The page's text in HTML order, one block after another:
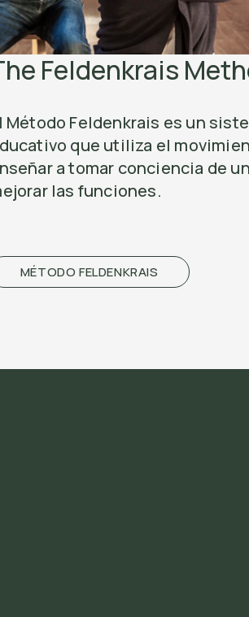
Feldenkrais
Método Feldenkrais es un
que utiliza el
a tomar conciencia de
las funciones.
MÉTODO FELDENKRAIS